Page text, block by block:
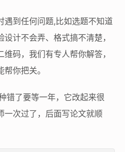
遇到任何问题,比如选题不知道
计不会弄、格式搞不清楚，
码，我们有专人帮你解答，
你把关。
错了要等一年，它改起来很
一次过了，后面写论文就顺